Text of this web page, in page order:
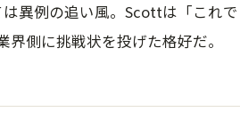
異例の追い風。Scottは「これで
側に挑戦状を投げた格好だ。